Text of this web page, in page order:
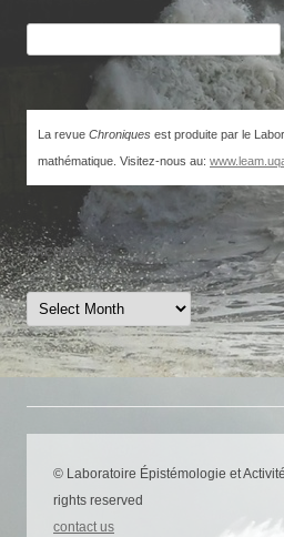
for:
La revue Chroniques est produite par le
mathématique. Visitez-nous au:
ARCHIVES
Archives
© Laboratoire Épistémologie et
rights reserved
contact us